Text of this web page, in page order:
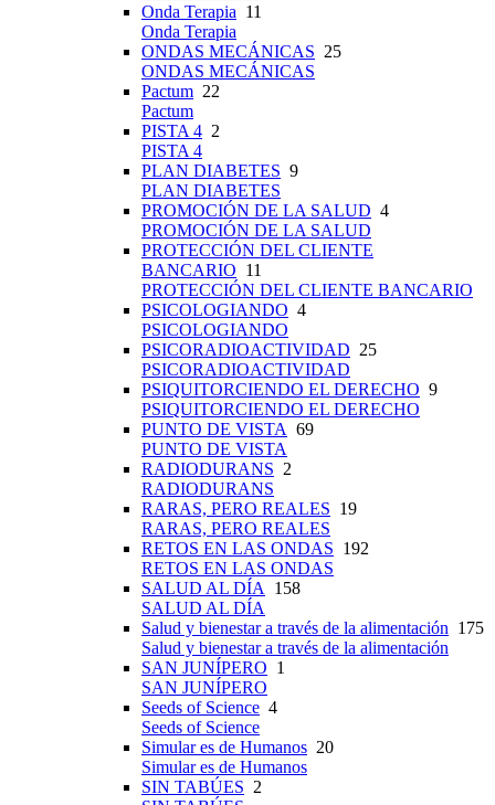
Onda Terapia 11
Onda Terapia
ONDAS MECÁNICAS 25
ONDAS MECÁNICAS
Pactum 22
Pactum
PISTA 4 2
PISTA 4
PLAN DIABETES 9
PLAN DIABETES
PROMOCIÓN DE LA SALUD 4
PROMOCIÓN DE LA SALUD
PROTECCIÓN DEL CLIENTE
BANCARIO 11
PROTECCIÓN DEL CLIENTE BANCARIO
PSICOLOGIANDO 4
PSICOLOGIANDO
PSICORADIOACTIVIDAD 25
PSICORADIOACTIVIDAD
PSIQUITORCIENDO EL DERECHO 9
PSIQUITORCIENDO EL DERECHO
PUNTO DE VISTA 69
PUNTO DE VISTA
RADIODURANS 2
RADIODURANS
RARAS, PERO REALES 19
RARAS, PERO REALES
RETOS EN LAS ONDAS 192
RETOS EN LAS ONDAS
SALUD AL DÍA
158
SALUD AL DÍA
Salud y bienestar a través de la alimentación 175
Salud y bienestar a través de la alimentación
SAN JUNÍPERO 1
SAN JUNÍPERO
Seeds of Science 4
Seeds of Science
Simular es de Humanos 20
Simular es de Humanos
SIN TABÚES 2